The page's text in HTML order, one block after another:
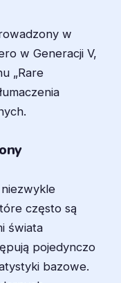
w
w Generacji V,
„Rare
często są
świata
pojedynczo
bazowe.